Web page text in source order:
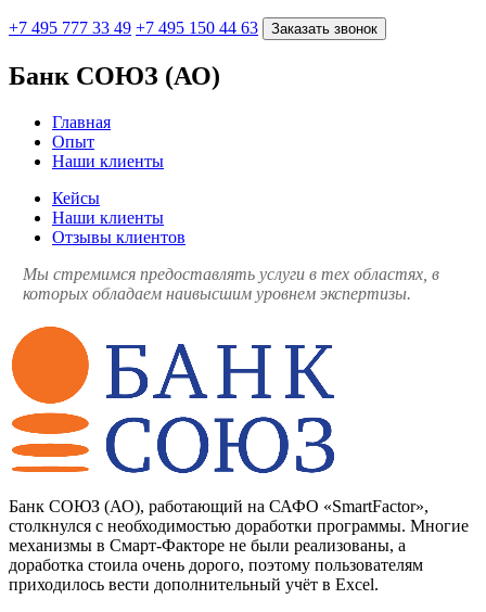
+7 495 777 33 49 +7 495 150 44 63 Заказать звонок
Банк СОЮЗ (АО)
Главная
Опыт
Наши клиенты
Кейсы
Наши клиенты
Отзывы клиентов
Мы стремимся предоставлять услуги в тех областях, в
которых обладаем наивысшим уровнем экспертизы.
Банк СОЮЗ (АО), работающий на САФО «SmartFactor»,
столкнулся с необходимостью доработки программы. Многие
механизмы в Смарт-Факторе не были реализованы, а
доработка стоила очень дорого, поэтому пользователям
приходилось вести дополнительный учёт в Excel.